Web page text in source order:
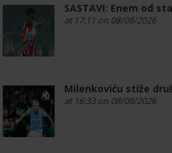
SASTAVI: Enem od
at 17:11 on 08/08/2026
Milenkoviću stiže
at 16:33 on 08/08/2026